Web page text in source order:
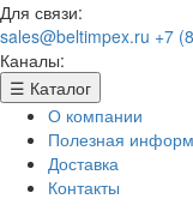
Для связи:
sales@beltimpex.ru +7
Каналы:
☰ Каталог
О компании
Полезная
Доставка
Контакты